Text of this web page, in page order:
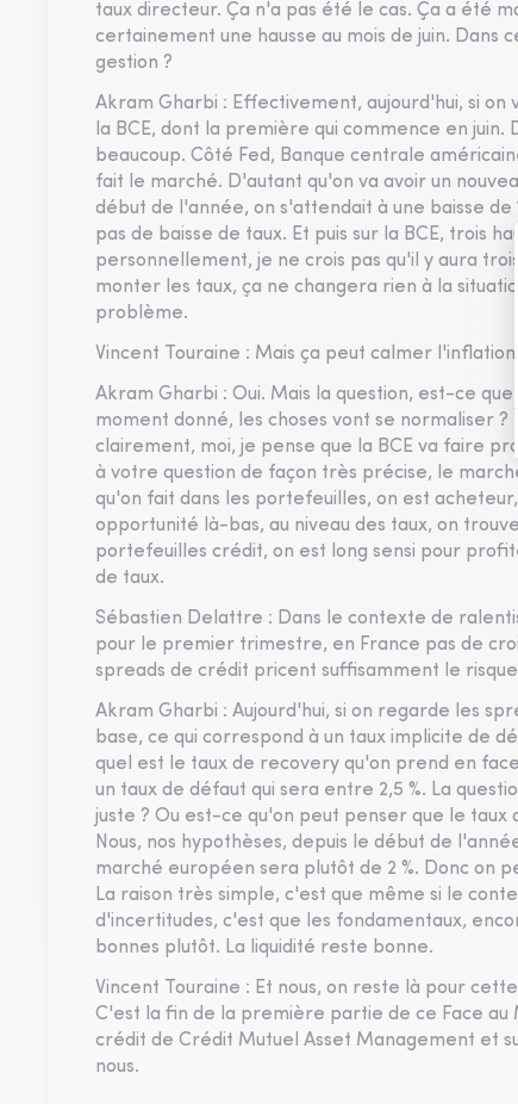
taux directeur. Ça n'a pas été le cas. Ça a été
certainement une hausse au mois de juin.
gestion ?
Akram Gharbi : Effectivement, aujourd'hui, si on
la BCE, dont la première qui commence en
beaucoup. Côté Fed, Banque centrale
fait le marché. D'autant qu'on va avoir un
début de l'année, on s'attendait à une baisse de
pas de baisse de taux. Et puis sur la BCE, trois
personnellement, je ne crois pas qu'il y aura
monter les taux, ça ne changera rien à la
problème.
Vincent Touraine : Mais ça peut calmer l'inflation.
Akram Gharbi : Oui. Mais la question, est-ce
moment donné, les choses vont se normaliser ?
clairement, moi, je pense que la BCE va faire
à votre question de façon très précise, le
qu'on fait dans les portefeuilles, on est
opportunité là-bas, au niveau des taux, on
portefeuilles crédit, on est long sensi pour
de taux.
Sébastien Delattre : Dans le contexte de
pour le premier trimestre, en France pas de
spreads de crédit pricent suffisamment le
Akram Gharbi : Aujourd'hui, si on regarde les
base, ce qui correspond à un taux implicite de
quel est le taux de recovery qu'on prend en
un taux de défaut qui sera entre 2,5 %. La
juste ? Ou est-ce qu'on peut penser que le
Nous, nos hypothèses, depuis le début de
marché européen sera plutôt de 2 %. Donc on
La raison très simple, c'est que même si le
d'incertitudes, c'est que les fondamentaux,
bonnes plutôt. La liquidité reste bonne.
Vincent Touraine : Et nous, on reste là pour
C'est la fin de la première partie de ce Face
crédit de Crédit Mutuel Asset Management et
nous.